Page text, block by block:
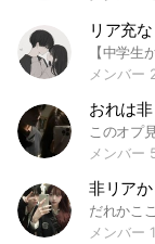
リア充
メンバー
メンバー
非リア
メンバー